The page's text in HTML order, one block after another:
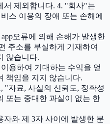
서 제외합니다. 4. "회사"는
스 이용의 장애 또는 손해에
오류에 의해 손해가 발생한
주소를 부실하게 기재하여
않습니다.
용하여 기대하는 수익을 얻
책임을 지지 않습니다.
"자료, 사실의 신뢰도, 정확성
또는 중대한 과실이 없는 한
자와 제 3자 사이에 발생한 분